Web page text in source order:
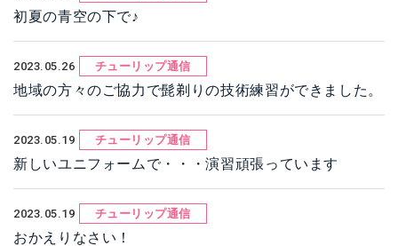
初夏の青空の下で♪
2023.05.26 チューリップ通信
地域の方々のご協力で髭剃りの技術練習ができました。
2023.05.19 チューリップ通信
新しいユニフォームで・・・演習頑張っています
2023.05.19 チューリップ通信
おかえりなさい！